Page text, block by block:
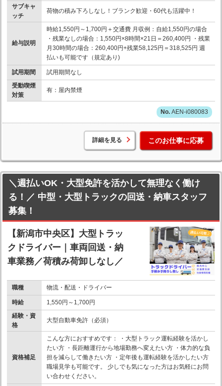
サブキャ
ッチ
荷物の積み下ろしなし！ブランク歓迎・60代も活躍中！
給与説明
時給1,550円～1,700円＋交通費 月収例：自給1,550円の場合
・残業なしの場合：1,550円×8時間×21日＝260,400円 ・残業
月30時間の場合：260,400円+残業58,125円＝318,525円 週
払いも可能です（規定あり)
試用期間
試用期間なし
受動喫煙
対策
有：屋内禁煙
AEN-i080083
詳細を見る このお仕事に応募
＼週払いOK・大型免許を活かして無理なく働け
る！／ 中型・大型トラックの回送・納車スタッフ
募集！
【新潟市中央区】大型トラッ
クドライバー｜車両回送・納
車業務／荷積み荷卸しなし／
職種 物流・配送・ドライバー
時給
1,550円～1,700円
経験・資
格
大型自動車免許（必須）
資格補足
こんな方におすすめです： ・大型トラック運転経験を活かし
たい方 ・長距離運行から地場勤務へ変えたい方 ・体力的な負
担を減らして働きたい方 ・定年後も運転経験を活かしたい方
職場見学も可能です。 少しでも気になった方はお気軽にお問
い合わせください。